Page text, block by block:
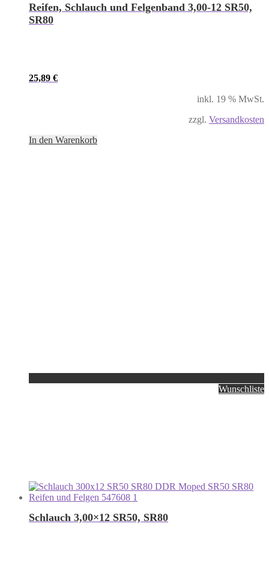
Reifen, Schlauch und Felgenband 3,00-12 SR50,
SR80
25,89 €
inkl. 19 % MwSt.
zzgl. Versandkosten
In den Warenkorb
Wunschliste
Schlauch 3,00×12 SR50, SR80